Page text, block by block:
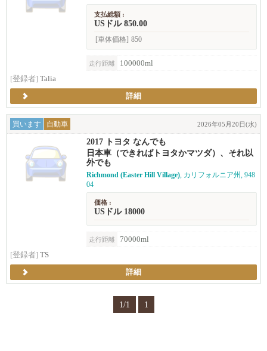
支払総額 :
USドル 850.00
[車体価格] 850
走行距離
100000ml
[登録者] Talia
詳細
買います 自動車 2026年05月20日(水)
2017 トヨタ なんでも
日本車（できればトヨタかマツダ）、それ以
外でも
Richmond (Easter Hill Village), カリフォルニア州, 948
04
価格 :
USドル 18000
走行距離
70000ml
[登録者] TS
詳細
1/1 1